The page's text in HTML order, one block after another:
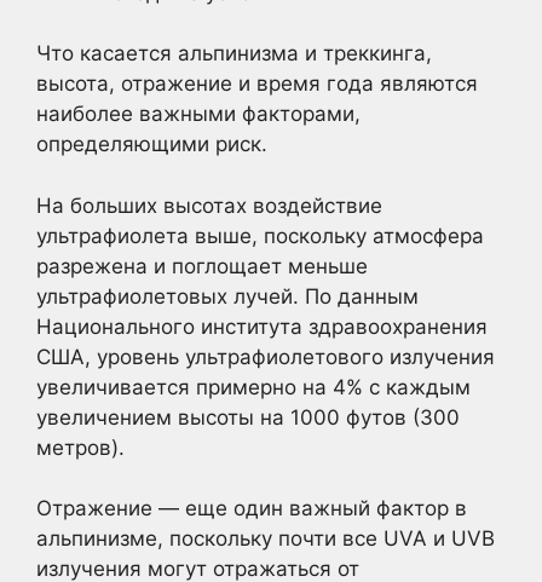
Что касается альпинизма и треккинга,
высота, отражение и время года являются
наиболее важными факторами,
определяющими риск.
На больших высотах воздействие
ультрафиолета выше, поскольку атмосфера
разрежена и поглощает меньше
ультрафиолетовых лучей. По данным
Национального института здравоохранения
США, уровень ультрафиолетового излучения
увеличивается примерно на 4% с каждым
увеличением высоты на 1000 футов (300
метров).
Отражение — еще один важный фактор в
альпинизме, поскольку почти все UVA и UVB
излучения могут отражаться от